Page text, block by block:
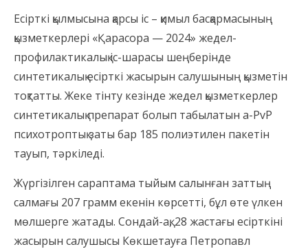
Есірткі қылмысына қарсы іс – қимыл басқармасының
қызметкерлері «Қарасора — 2024» жедел-
профилактикалық іс-шарасы шеңберінде
синтетикалық есірткі жасырын салушының қызметін
тоқтатты. Жеке тінту кезінде жедел қызметкерлер
синтетикалық препарат болып табылатын a-PvP
психотроптық заты бар 185 полиэтилен пакетін
тауып, тәркіледі.
Жүргізілген сараптама тыйым салынған заттың
салмағы 207 грамм екенін көрсетті, бұл өте үлкен
мөлшерге жатады. Сондай-ақ, 28 жастағы есірткіні
жасырын салушысы Көкшетауға Петропавл